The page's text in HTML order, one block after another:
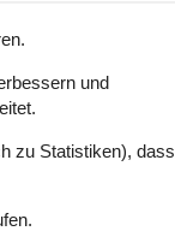
und
zu Statistiken),